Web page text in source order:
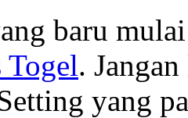
baru
Togel.
yang